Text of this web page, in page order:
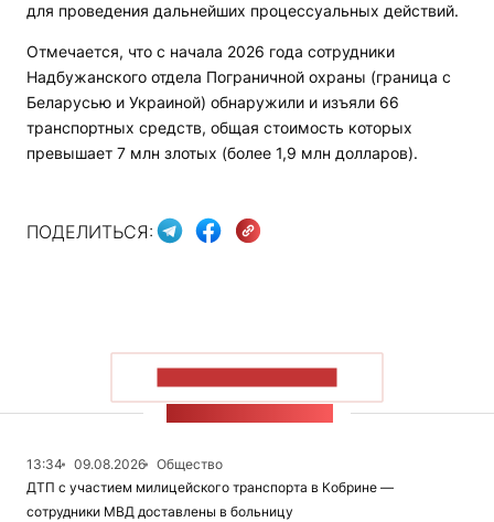
для проведения дальнейших процессуальных действий.
Отмечается, что с начала 2026 года сотрудники
Надбужанского отдела Пограничной охраны (граница с
Беларусью и Украиной) обнаружили и изъяли 66
транспортных средств, общая стоимость которых
превышает 7 млн злотых (более 1,9 млн долларов).
ПОДЕЛИТЬСЯ:
13:34 09.08.2026
Общество
ДТП с участием милицейского транспорта в Кобрине —
сотрудники МВД доставлены в больницу